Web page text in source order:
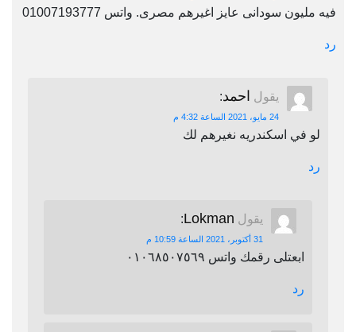
فيه مليون سودانى عايز اغيرهم مصرى. واتس 01007193777
رد
يقول احمد:
24 مايو، 2021 الساعة 4:32 م
لو في اسكندريه نغيرهم لك
رد
يقول Lokman
:
31 أكتوبر، 2021 الساعة 10:59 م
ابعتلى رقمك واتس ٠١٠٦٨٥٠٧٥٦٩
رد